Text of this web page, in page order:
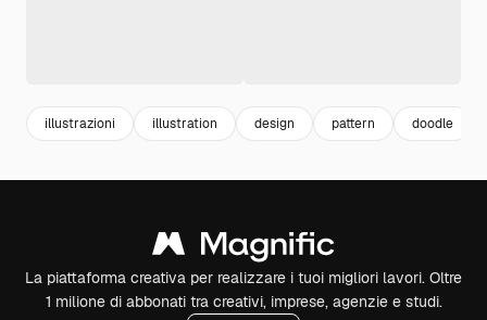
illustrazioni illustration design pattern doodle
La piattaforma creativa per realizzare i tuoi migliori lavori. Oltre
1 milione di abbonati tra creativi, imprese, agenzie e studi.